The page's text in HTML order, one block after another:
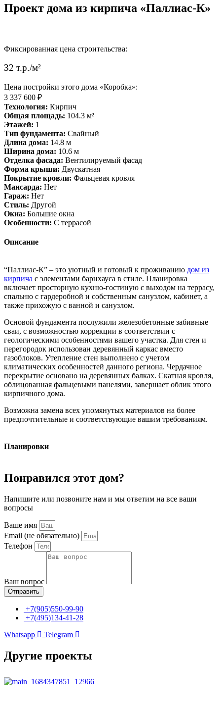
Проект дома из кирпича «Паллиас-К»
Фиксированная цена строительства:
32 т.р./м²
Цена постройки этого дома «Коробка»:
3 337 600 ₽
Технология: Кирпич
Общая площадь: 104.3 м²
Этажей: 1
Тип фундамента: Свайный
Длина дома: 14.8 м
Ширина дома: 10.6 м
Отделка фасада: Вентилируемый фасад
Форма крыши: Двускатная
Покрытие кровли: Фальцевая кровля
Мансарда: Нет
Гараж: Нет
Стиль: Другой
Окна: Большие окна
Особенности: С террасой
Описание
“Паллиас-К” – это уютный и готовый к проживанию дом из
кирпича с элементами барнхауса в стиле. Планировка
включает просторную кухню-гостиную с выходом на террасу,
спальню с гардеробной и собственным санузлом, кабинет, а
также прихожую с ванной и санузлом.
Основой фундамента послужили железобетонные забивные
сваи, с возможностью коррекции в соответствии с
геологическими особенностями вашего участка. Для стен и
перегородок использован деревянный каркас вместо
газоблоков. Утепление стен выполнено с учетом
климатических особенностей данного региона. Чердачное
перекрытие основано на деревянных балках. Скатная кровля,
облицованная фальцевыми панелями, завершает облик этого
кирпичного дома.
Возможна замена всех упомянутых материалов на более
предпочтительные и соответствующие вашим требованиям.
Планировки
Понравился этот дом?
Напишите или позвоните нам и мы ответим на все ваши
вопросы
Ваше имя
Email (не обязательно)
Телефон
Ваш вопрос
Отправить
+7(905)550-99-90
+7(495)134-41-28
Whatsapp
Telegram
Другие проекты